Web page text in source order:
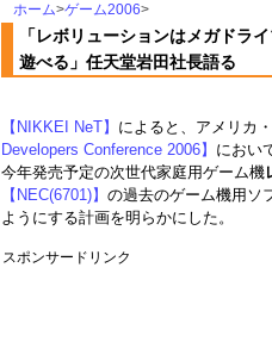
ホーム>ゲーム2006>
「レボリューションはメガドラ
遊べる」任天堂岩田社長語る
【NIKKEI NeT】 によると、アメリカ
Developers Conference 2006】 におい
今年発売予定の次世代家庭用ゲーム機
【NEC(6701)】 の過去のゲーム機用ソ
ようにする計画を明らかにした。
スポンサードリンク